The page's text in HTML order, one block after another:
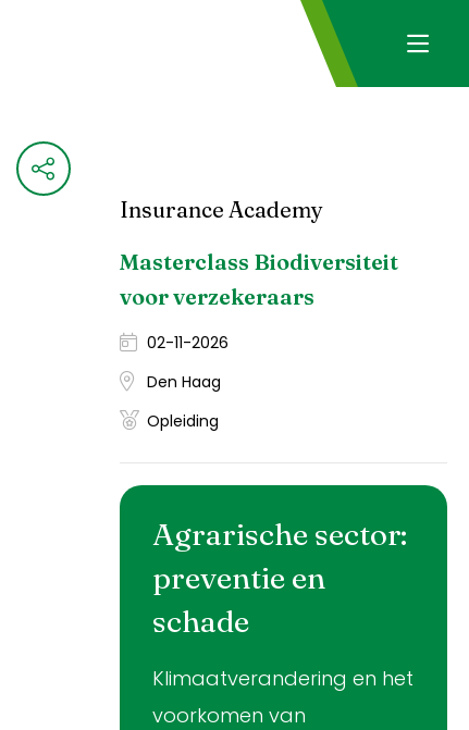
Insurance Academy
Masterclass Biodiversiteit
voor verzekeraars
02-11-2026
Den Haag
Opleiding
Agrarische sector:
preventie en
schade
Klimaatverandering en het
voorkomen van